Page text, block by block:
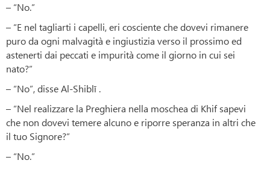
– “No.”
– “E nel tagliarti i capelli, eri cosciente che dovevi rimanere
puro da ogni malvagità e ingiustizia verso il prossimo ed
astenerti dai peccati e impurità come il giorno in cui sei
nato?”
– “No”, disse Al-Shiblī .
– “Nel realizzare la Preghiera nella moschea di Khif sapevi
che non dovevi temere alcuno e riporre speranza in altri che
il tuo Signore?”
– “No.”